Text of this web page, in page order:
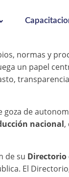
normas y
un papel
de
nacional,
de su Directorio
El